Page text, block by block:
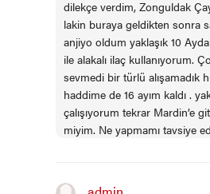
dilekçe verdim, Zonguldak
lakin buraya geldikten sonra
anjiyo oldum yaklaşık 10
ile alakalı ilaç kullanıyorum.
sevmedi bir türlü alışamadık
haddime de 16 ayım kaldı .
çalışıyorum tekrar Mardin’e
miyim. Ne yapmamı tavsiye